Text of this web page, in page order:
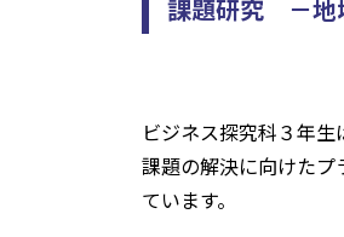
課題研究 －地
ビジネス探究科３年
課題の解決に向けた
ています。